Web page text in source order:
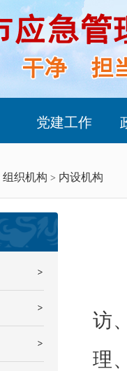
党建工作
组织机构 > 内设机构
访
理